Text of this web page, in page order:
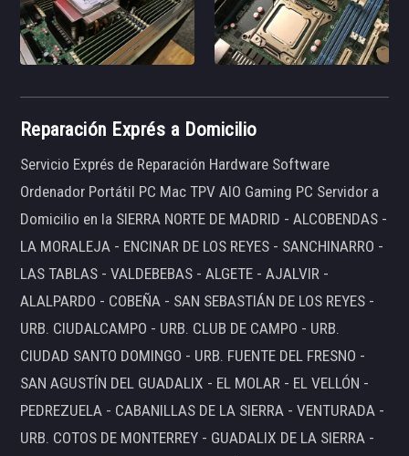
Reparación Exprés a Domicilio
Servicio Exprés de Reparación Hardware Software
Ordenador Portátil PC Mac TPV AIO Gaming PC Servidor a
Domicilio en la SIERRA NORTE DE MADRID - ALCOBENDAS -
LA MORALEJA - ENCINAR DE LOS REYES - SANCHINARRO -
LAS TABLAS - VALDEBEBAS - ALGETE - AJALVIR -
ALALPARDO - COBEÑA - SAN SEBASTIÁN DE LOS REYES -
URB. CIUDALCAMPO - URB. CLUB DE CAMPO - URB.
CIUDAD SANTO DOMINGO - URB. FUENTE DEL FRESNO -
SAN AGUSTÍN DEL GUADALIX - EL MOLAR - EL VELLÓN -
PEDREZUELA - CABANILLAS DE LA SIERRA - VENTURADA -
URB. COTOS DE MONTERREY - GUADALIX DE LA SIERRA -